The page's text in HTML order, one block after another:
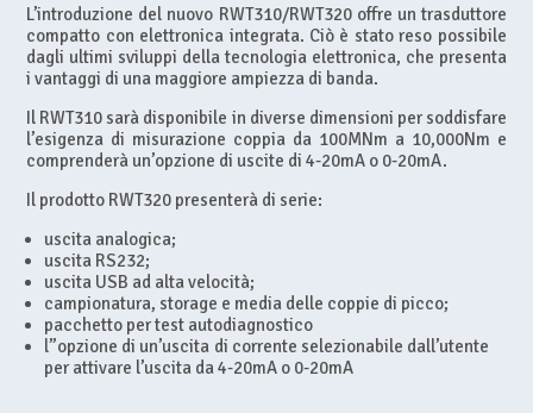
L’introduzione del nuovo RWT310/RWT320 offre un trasduttore
compatto con elettronica integrata. Ciò è stato reso possibile
dagli ultimi sviluppi della tecnologia elettronica, che presenta
i vantaggi di una maggiore ampiezza di banda.
Il RWT310 sarà disponibile in diverse dimensioni per soddisfare
l’esigenza di misurazione coppia da 100MNm a 10,000Nm e
comprenderà un’opzione di uscite di 4-20mA o 0-20mA.
Il prodotto RWT320 presenterà di serie:
uscita analogica;
uscita RS232;
uscita USB ad alta velocità;
campionatura, storage e media delle coppie di picco;
pacchetto per test autodiagnostico
l”opzione di un’uscita di corrente selezionabile dall’utente
per attivare l’uscita da 4-20mA o 0-20mA